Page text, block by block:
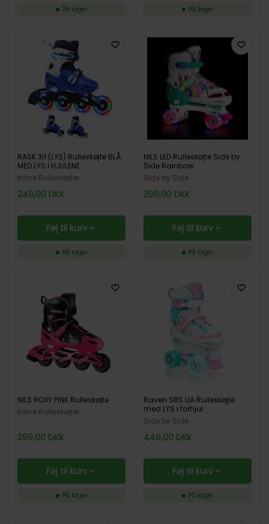
På lager På lager
RASK 3i1 (LYS) Rulleskøjte BLÅ
MED LYS I HJULENE
Inline Rulleskøjter
249,00 DKK
Føj til kurv
På lager
NILS LED Rulleskøjte Side by
Side Rainbow
Side by Side
299,00 DKK
Føj til kurv
På lager
NILS ROXY PINK Rulleskøjte
Inline Rulleskøjter
299,00 DKK
Føj til kurv
På lager
Raven SBS LIA Rulleskøjte
med LYS i forhjul
Side by Side
449,00 DKK
Føj til kurv
På lager